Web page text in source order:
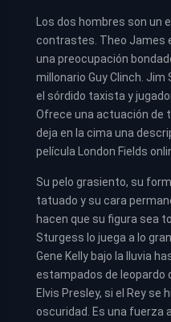
Los dos hombres son un
contrastes. Theo James
una preocupación
millonario Guy Clinch.
el sórdido taxista y
Ofrece una actuación de
deja en la cima una
película London Fields
Su pelo grasiento, su
tatuado y su cara
hacen que su figura sea
Sturgess lo juega a lo
Gene Kelly bajo la lluvia
estampados de leopardo
Elvis Presley, si el Rey se
oscuridad. Es una fuerza